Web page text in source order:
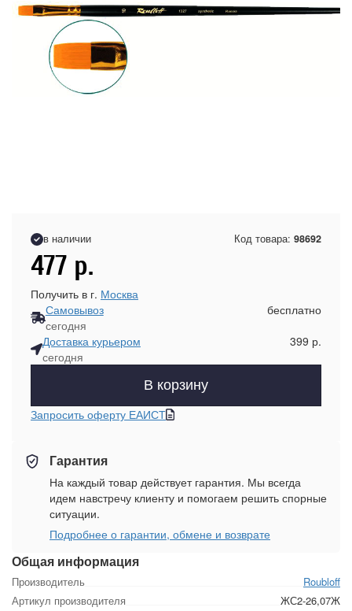
Общая информация
Производитель
Roubloff
Артикул производителя
ЖС2-26,07Ж
в наличии Код товара: 98692
477 р.
Получить в г. Москва
Самовывоз
сегодня
бесплатно
Доставка курьером
сегодня
399 р.
В корзину
Запросить оферту ЕАИСТ
Гарантия
На каждый товар действует гарантия. Мы всегда
идем навстречу клиенту и помогаем решить спорные
ситуации.
Подробнее о гарантии, обмене и возврате